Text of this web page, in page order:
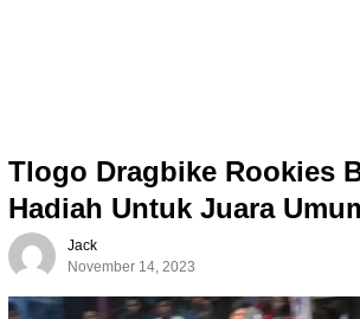
Tlogo Dragbike Rookies
Hadiah Untuk Juara
Jack
November 14, 2023